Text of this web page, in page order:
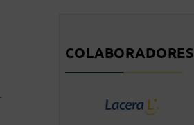
COLABORADORES